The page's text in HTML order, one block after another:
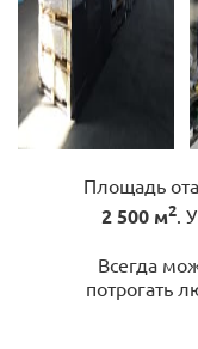
Площадь
2 500 м2.
Всегда
потрогать